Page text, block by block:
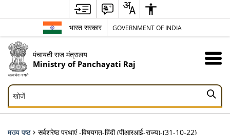
भारत सरकार GOVERNMENT OF INDIA
पंचायती राज मंत्रालय
Ministry of Panchayati Raj
खोजें
खोजें
मुख्य पृष्ठ सर्वश्रेष्ठ प्रथाएं -विषयगत-हिंदी (पीआरआई-राज्य)-(31-10-22)